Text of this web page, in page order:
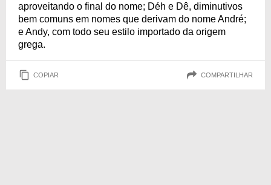
aproveitando o final do nome; Déh e Dê, diminutivos
bem comuns em nomes que derivam do nome André;
e Andy, com todo seu estilo importado da origem
grega.
COPIAR COMPARTILHAR